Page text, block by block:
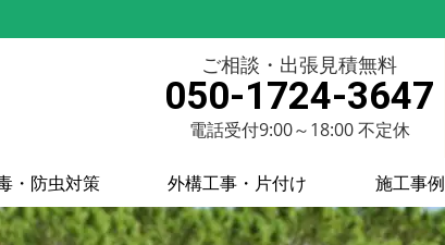
ご相談・出張見積無料
050-1724-3647
電話受付9:00～18:00 不定休
・防虫対策 外構工事・片付け 施工事例